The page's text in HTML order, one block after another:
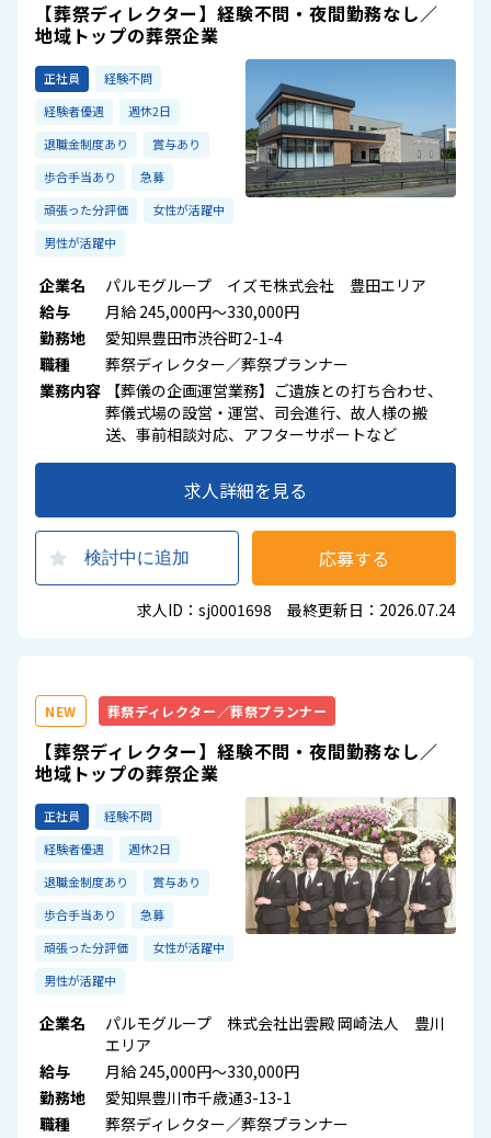
【葬祭ディレクター】経験不問・夜間勤務なし／
地域トップの葬祭企業
正社員
経験不問
経験者優遇
週休2日
退職金制度あり
賞与あり
歩合手当あり
急募
頑張った分評価
女性が活躍中
男性が活躍中
企業名
パルモグループ イズモ株式会社 豊田エリア
給与
月給 245,000円～330,000円
勤務地
愛知県豊田市渋谷町2-1-4
職種
葬祭ディレクター／葬祭プランナー
業務内容
【葬儀の企画運営業務】ご遺族との打ち合わせ、
葬儀式場の設営・運営、司会進行、故人様の搬
送、事前相談対応、アフターサポートなど
求人詳細を見る
検討中に追加 応募する
求人ID：sj0001698 最終更新日：2026.07.24
NEW 葬祭ディレクター／葬祭プランナー
【葬祭ディレクター】経験不問・夜間勤務なし／
地域トップの葬祭企業
正社員
経験不問
経験者優遇
週休2日
退職金制度あり
賞与あり
歩合手当あり
急募
頑張った分評価
女性が活躍中
男性が活躍中
企業名
パルモグループ 株式会社出雲殿 岡崎法人 豊川
エリア
給与
月給 245,000円～330,000円
勤務地
愛知県豊川市千歳通3-13-1
職種
葬祭ディレクター／葬祭プランナー